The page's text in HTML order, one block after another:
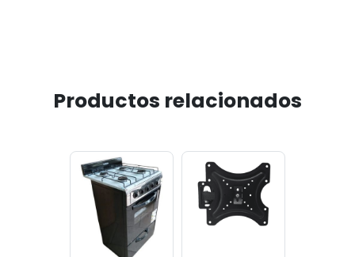
Productos relacionados